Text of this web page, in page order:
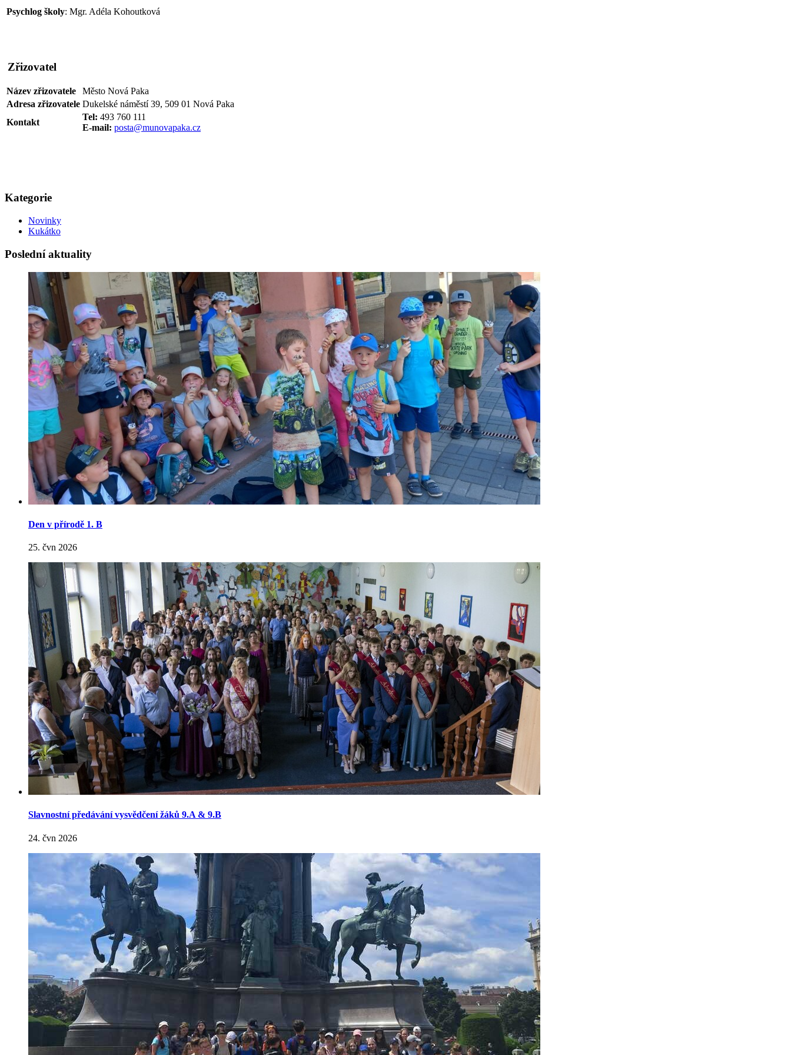
Psychlog školy: Mgr. Adéla Kohoutková
Zřizovatel
Název zřizovatele
Město Nová Paka
Adresa zřizovatele Dukelské náměstí 39, 509 01 Nová Paka
Kontakt
Tel: 493 760 111
E-mail: posta@munovapaka.cz
Kategorie
Novinky
Kukátko
Poslední aktuality
Den v přírodě 1. B
25. čvn 2026
Slavnostní předávání vysvědčení žáků 9.A & 9.B
24. čvn 2026